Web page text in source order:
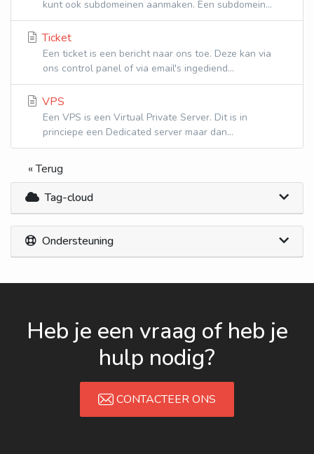
kunt ook subdomeinen aanmaken. Een subdomein...
Ticket
Een ticket is een bericht naar ons toe. Deze kan via
ons control panel of via email's ingediend...
VPS
Een VPS is een Virtual Private Server. Dit is in
princiepe een Dedicated server maar dan...
« Terug
Tag-cloud
Ondersteuning
Heb je een vraag of heb je
hulp nodig?
CONTACTEER ONS